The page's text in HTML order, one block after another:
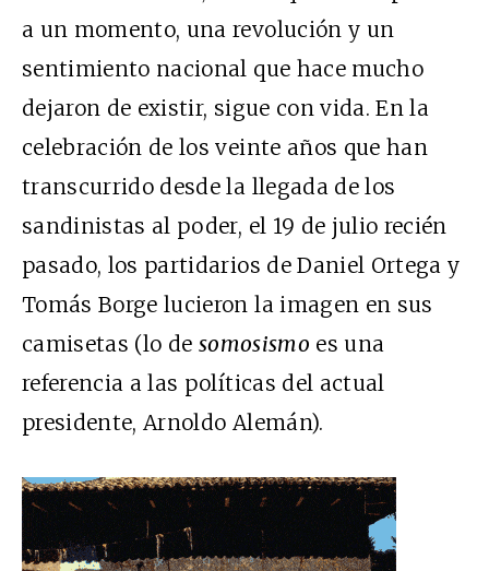
a un momento, una revolución y un
sentimiento nacional que hace mucho
dejaron de existir, sigue con vida. En la
celebración de los veinte años que han
transcurrido desde la llegada de los
sandinistas al poder, el 19 de julio recién
pasado, los partidarios de Daniel Ortega y
Tomás Borge lucieron la imagen en sus
camisetas (lo de somosismo es una
referencia a las políticas del actual
presidente, Arnoldo Alemán).